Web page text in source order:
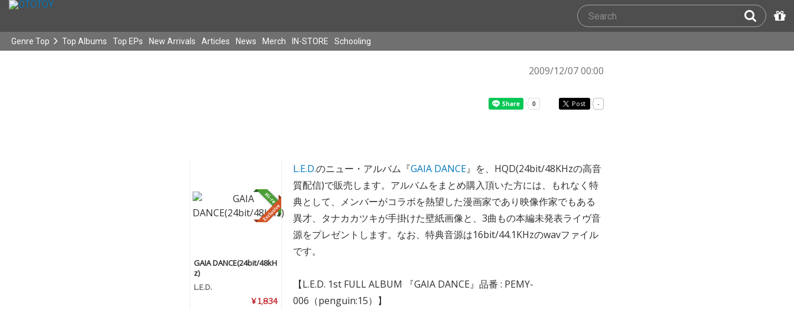
Genre Top Top Albums Top EPs New Arrivals Articles News Merch IN-STORE Schooling
2009/12/07 00:00
Post -
GAIA DANCE(24bit/48kH
z)
L.E.D.
¥ 1,834
L.E.D.のニュー・アルバム『GAIA DANCE』を、HQD(24bit/48KHzの高音
質配信)で販売します。アルバムをまとめ購入頂いた方には、もれなく特
典として、メンバーがコラボを熱望した漫画家であり映像作家でもある
異才、タナカカツキが手掛けた壁紙画像と、3曲もの本編未発表ライヴ音
源をプレゼントします。なお、特典音源は16bit/44.1KHzのwavファイル
です。
【L.E.D. 1st FULL ALBUM 『GAIA DANCE』品番 : PEMY-
006（penguin:15）】